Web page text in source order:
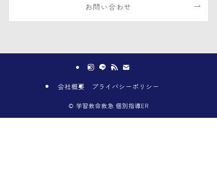
お問い合わせ
会社概要 プライバシーポリシー
© 学習救命救急 個別指導ER